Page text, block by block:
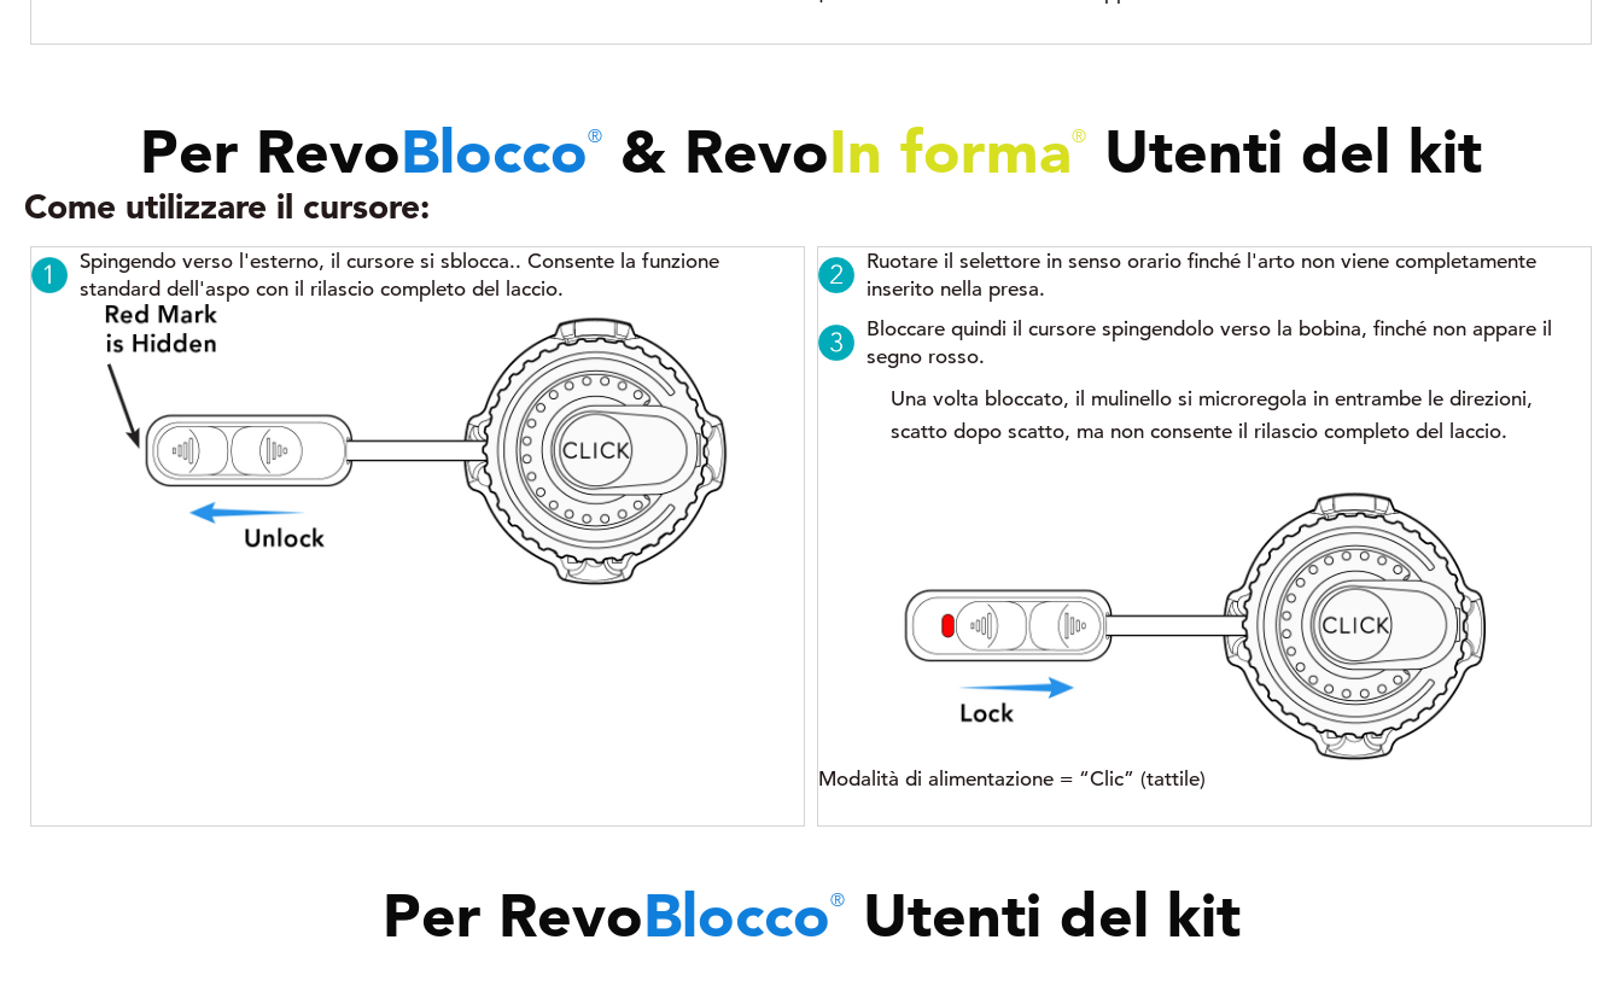
Per RevoBlocco® & RevoIn forma® Utenti del kit
Come utilizzare il cursore:
Spingendo verso l'esterno, il cursore si sblocca.. Consente la funzione
standard dell'aspo con il rilascio completo del laccio.
Ruotare il selettore in senso orario finché l'arto non viene completamente
inserito nella presa.
Bloccare quindi il cursore spingendolo verso la bobina, finché non appare il
segno rosso.
Una volta bloccato, il mulinello si microregola in entrambe le direzioni,
scatto dopo scatto, ma non consente il rilascio completo del laccio.
Modalità di alimentazione = “Clic” (tattile)
Per RevoBlocco®Utenti del kit